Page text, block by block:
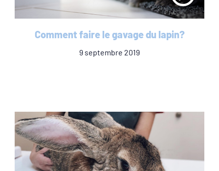
Comment faire le gavage du lapin?
9 septembre 2019